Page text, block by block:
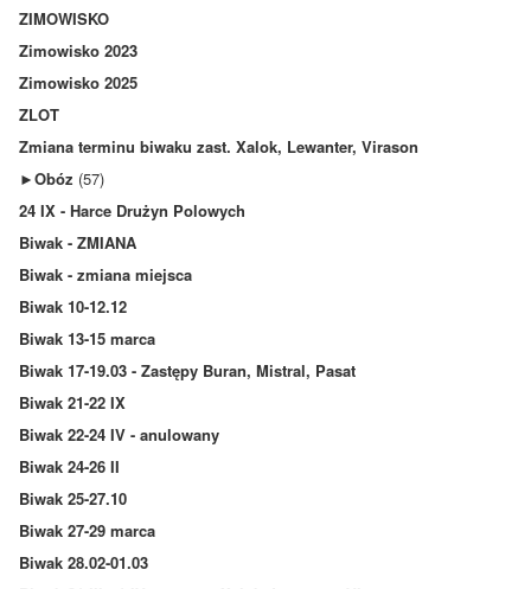
ZIMOWISKO
Zimowisko 2023
Zimowisko 2025
ZLOT
Zmiana terminu biwaku zast. Xalok, Lewanter, Virason
►Obóz (57)
24 IX - Harce Drużyn Polowych
Biwak - ZMIANA
Biwak - zmiana miejsca
Biwak 10-12.12
Biwak 13-15 marca
Biwak 17-19.03 - Zastępy Buran, Mistral, Pasat
Biwak 21-22 IX
Biwak 22-24 IV - anulowany
Biwak 24-26 II
Biwak 25-27.10
Biwak 27-29 marca
Biwak 28.02-01.03